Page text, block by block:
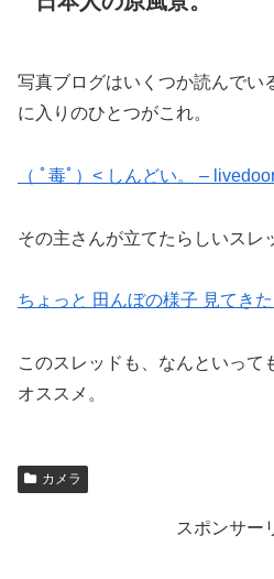
写真ブログはいくつか読んでい
に入りのひとつがこれ。
（ ﾟ毒ﾟ）< しんどい。 –
その主さんが立てたらしいスレ
ちょっと 田んぼの様子 見て
このスレッドも、なんといって
オススメ。
カメラ
スポンサー